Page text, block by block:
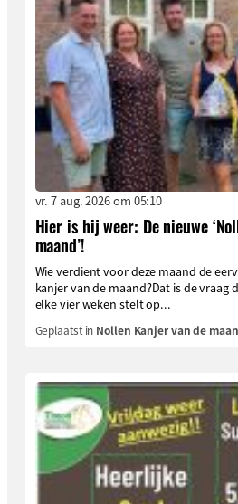
vr. 7 aug. 2026 om 05:10
Hier is hij weer: De nieuwe
maand’!
Wie verdient voor deze maand de
kanjer van de maand?Dat is de vraag
elke vier weken stelt op...
Geplaatst in Nollen Kanjer van de